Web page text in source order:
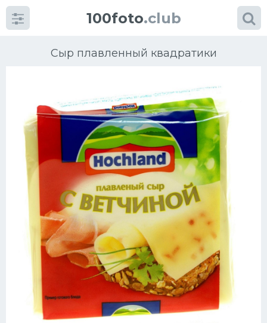
100foto.club
Сыр плавленный квадратики
Категориикартинок
Супы
Мясные блюда
Печенье
Салат
Выпечка
Десерт
Напитки